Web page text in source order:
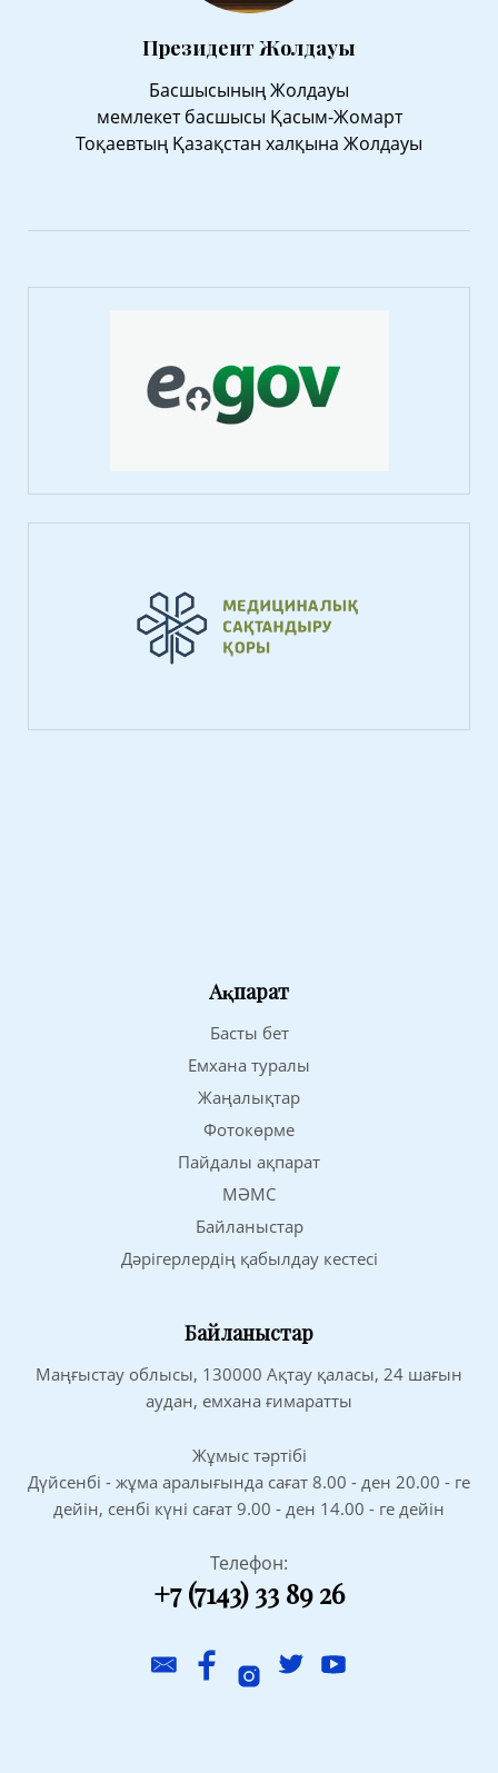
Президент Жолдауы
Басшысының Жолдауы
мемлекет басшысы Қасым-Жомарт
Тоқаевтың Қазақстан халқына Жолдауы
Ақпарат
Басты бет
Емхана туралы
Жаңалықтар
Фотокөрме
Пайдалы ақпарат
МӘМС
Байланыстар
Дәрігерлердің қабылдау кестесі
Байланыстар
Маңғыстау облысы, 130000 Ақтау қаласы, 24 шағын
аудан, емхана ғимаратты
Жұмыс тәртібі
Дүйсенбі - жұма аралығында сағат 8.00 - ден 20.00 - ге
дейін, сенбі күні сағат 9.00 - ден 14.00 - ге дейін
Телефон:
+7 (7143) 33 89 26